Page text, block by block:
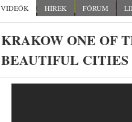
VIDEÓK HÍREK FÓRUM
KRAKOW ONE OF
BEAUTIFUL CITIES